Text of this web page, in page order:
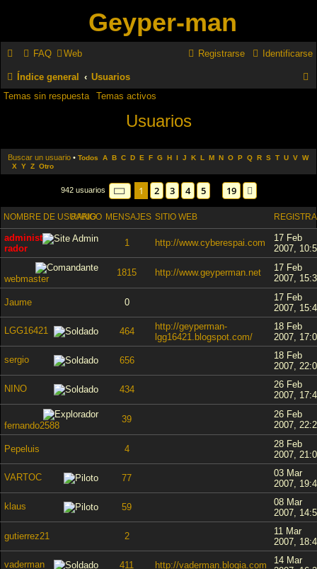
Geyper-man
FAQ Web Identificarse
Registrarse
Índice general Usuarios
Temas sin respuesta Temas activos
Usuarios
Buscar un usuario • Todos A B C D E F G H I J K L M N O P Q R S T U V W
X
Y Z Otro
942 usuarios Página de 19
1 2 3 4 5 19
RANGO
NOMBRE DE USUARIO MENSAJES SITIO WEB
administ
rador
1 http://www.cyberespai.com
17 Feb
2007,
webmaster
1815 http://www.geyperman.net
17 Feb
2007,
Jaume 0
17 Feb
2007,
LGG16421 464
http://geyperman-
lgg16421.blogspot.com/
18 Feb
2007,
sergio 656
18 Feb
2007,
NINO 434
26 Feb
2007,
fernando2588
39
26 Feb
2007,
Pepeluis 4
28 Feb
2007,
VARTOC 77
03 Mar
2007,
klaus 59
08 Mar
2007,
gutierrez21 2
11 Mar
2007,
vaderman 411 http://vaderman.blogia.com
14 Mar